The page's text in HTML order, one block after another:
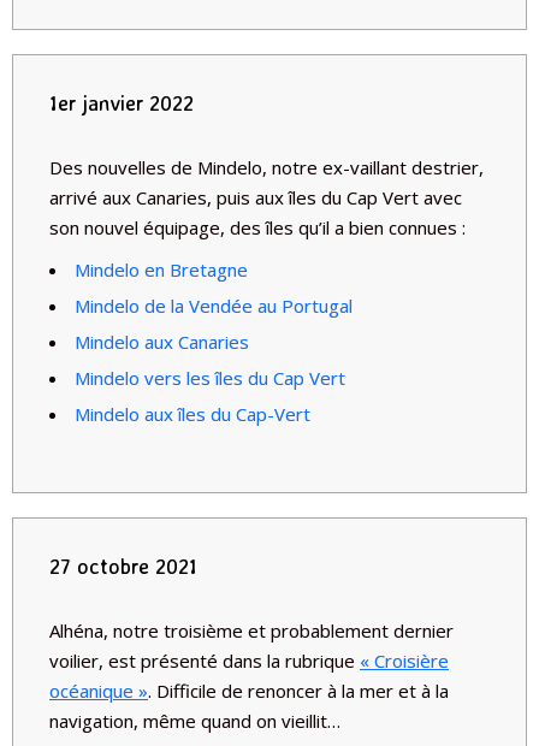
1er janvier 2022
Des nouvelles de Mindelo, notre ex-vaillant destrier,
arrivé aux Canaries, puis aux îles du Cap Vert avec
son nouvel équipage, des îles qu’il a bien connues :
Mindelo en Bretagne
Mindelo de la Vendée au Portugal
Mindelo aux Canaries
Mindelo vers les îles du Cap Vert
Mindelo aux îles du Cap-Vert
27 octobre 2021
Alhéna, notre troisième et probablement dernier
voilier, est présenté dans la rubrique « Croisière
océanique ». Difficile de renoncer à la mer et à la
navigation, même quand on vieillit…